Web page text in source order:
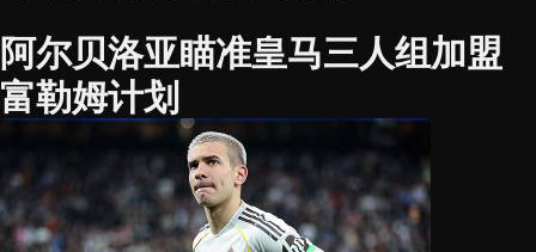
阿尔贝洛亚瞄准皇马三人组加盟
富勒姆计划